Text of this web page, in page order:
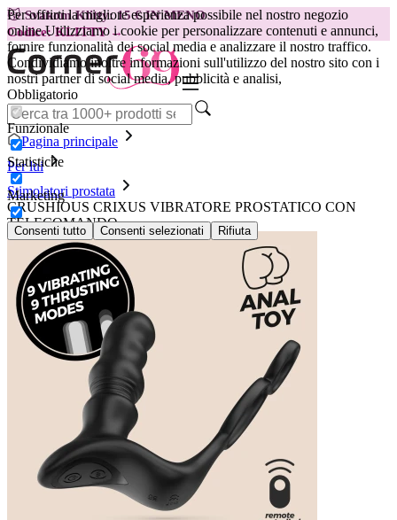
Per offrirti la migliore esperienza possibile nel nostro negozio
online.Utilizziamo i cookie per personalizzare contenuti e annunci,
fornire funzionalità dei social media e analizzare il nostro traffico.
Condividiamo inoltre informazioni sull'utilizzo del nostro sito con i
nostri partner di social media, pubblicità e analisi,
Obbligatorio
Funzionale
Statistiche
Marketing
Consenti tutto Consenti selezionati Rifiuta
😽Svakom Klitty: 15 € IN MENO
Codice: KLITTY →
Pagina principale
Per lui
Stimolatori prostata
CRUSHIOUS CRIXUS VIBRATORE PROSTATICO CON
TELECOMANDO